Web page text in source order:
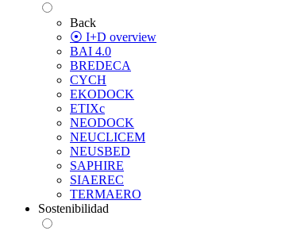
Back
⦿ I+D overview
BAI 4.0
BREDECA
CYCH
EKODOCK
ETIXc
NEODOCK
NEUCLICEM
NEUSBED
SAPHIRE
SIAEREC
TERMAERO
Sostenibilidad